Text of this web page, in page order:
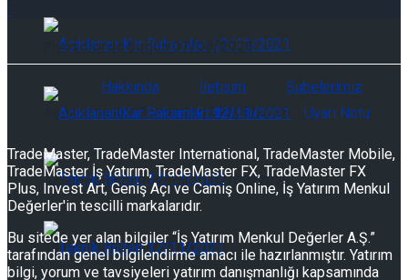
Açıklanan Kar Rakamları 07/08/2026
Teknik Bülten 07/08/2026
Piyasalarda Bugün 07/08/2026
Açıklanan Kar Rakamları 07/08/2026
Hakkında İletişim
Şubelerimiz
Nasıl Hesap Açabilirim?
Uyarı Notu
TradeMaster, TradeMaster International, TradeMaster Mobile,
TradeMaster İş Yatırım, TradeMaster FX, TradeMaster FX
Plus, Invest Art, Geniş Açı ve Camiş Online, İş Yatırım Menkul
Değerler'in tescilli markalarıdır.
Bu sitede yer alan bilgiler “İş Yatırım Menkul Değerler A.Ş.”
tarafından genel bilgilendirme amacı ile hazırlanmıştır. Yatırım
bilgi, yorum ve tavsiyeleri yatırım danışmanlığı kapsamında